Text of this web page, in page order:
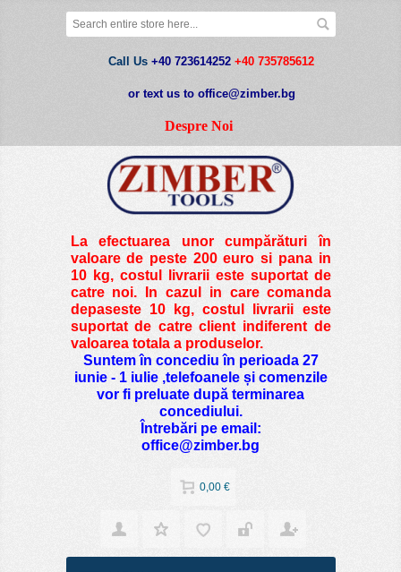
Call Us +40 723614252 +40 735785612
or text us to office@zimber.bg
Despre Noi
La efectuarea unor cumpărături în
valoare de peste200 euro si pana in
10 kg, costul livrarii este suportat de
catre noi. In cazul in care comanda
depaseste 10 kg, costul livrarii este
suportat de catre client indiferent de
valoarea totala a produselor.
Suntem în concediu în perioada 27
iunie - 1 iulie ,telefoanele și comenzile
vor fi preluate după terminarea
concediului.
Întrebări pe email:
office@zimber.bg
0,00 €